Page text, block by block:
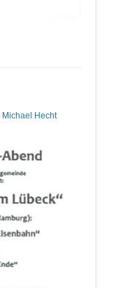
Michael Hecht